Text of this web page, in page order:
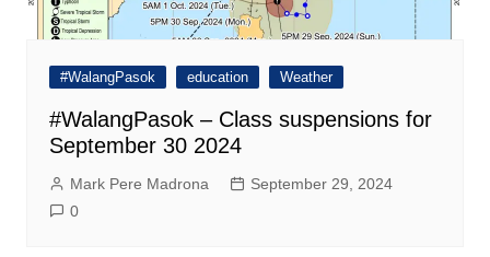
#WalangPasok education Weather
#WalangPasok – Class suspensions for
September 30 2024
Mark Pere Madrona
September 29, 2024
0